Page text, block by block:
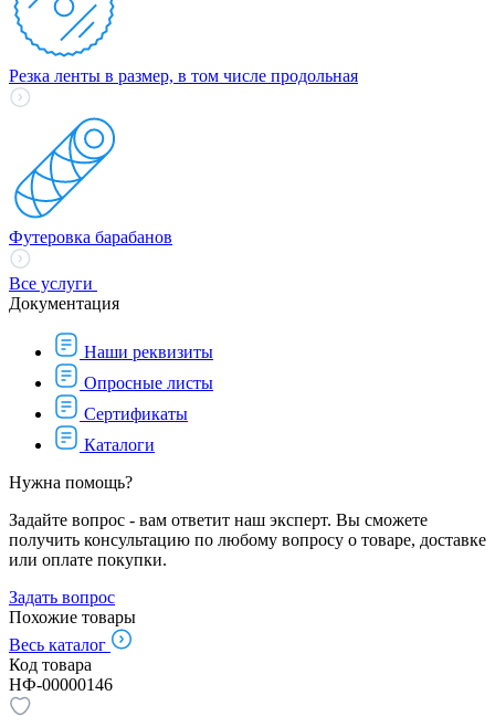
Резка ленты в размер, в том числе продольная
Футеровка барабанов
Все услуги
Документация
Наши реквизиты
Опросные листы
Сертификаты
Каталоги
Нужна помощь?
Задайте вопрос - вам ответит наш эксперт. Вы сможете
получить консультацию по любому вопросу о товаре, доставке
или оплате покупки.
Задать вопрос
Похожие товары
Весь каталог
Код товара
НФ-00000146